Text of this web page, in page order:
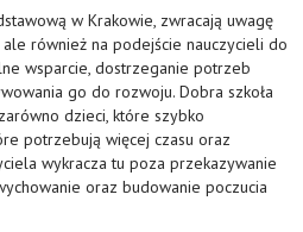
w Krakowie, zwracają uwagę
również na podejście nauczycieli do
wsparcie, dostrzeganie potrzeb
go do rozwoju. Dobra szkoła
dzieci, które szybko
potrzebują więcej czasu oraz
wykracza tu poza przekazywanie
oraz budowanie poczucia